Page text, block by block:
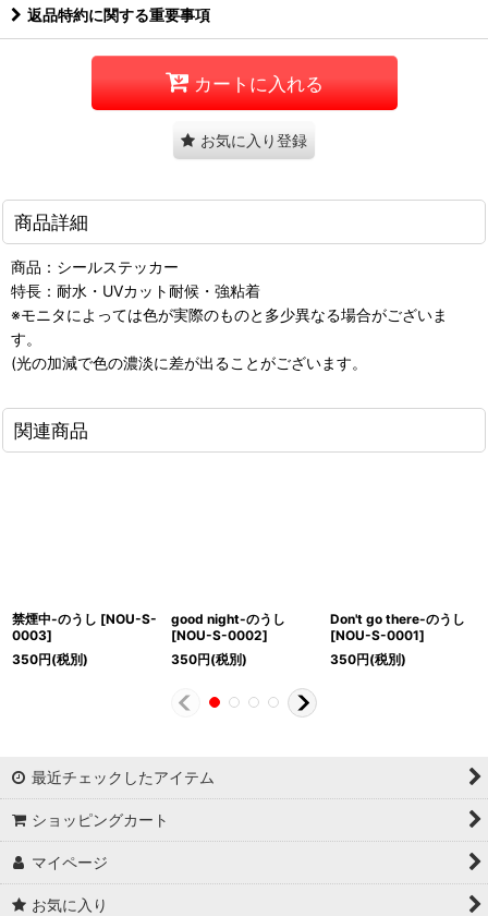
返品特約に関する重要事項
カートに入れる
お気に入り登録
商品詳細
商品：シールステッカー
特長：耐水・UVカット耐候・強粘着
※モニタによっては色が実際のものと多少異なる場合がございま
す。
(光の加減で色の濃淡に差が出ることがございます。
関連商品
禁煙中-のうし [NOU-S-
0003]
350円(税別)
good night-のうし
[NOU-S-0002]
350円(税別)
Don't go there-のうし
[NOU-S-0001]
350円(税別)
最近チェックしたアイテム
ショッピングカート
マイページ
お気に入り